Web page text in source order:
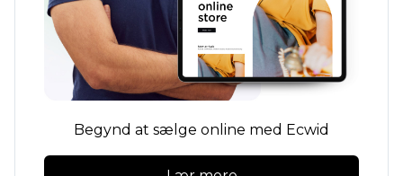
Begynd at sælge online med Ecwid